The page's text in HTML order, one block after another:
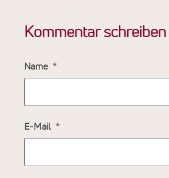
Kommentar schreiben
Name
E-Mail